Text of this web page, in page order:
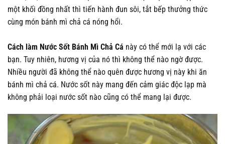
một khối đồng nhất thì tiến hành đun sôi, tắt bếp thưởng thức
cùng món bánh mì chả cá nóng hổi.
Cách làm Nước Sốt Bánh Mì Chả Cá này có thể mới lạ với các
bạn. Tuy nhiên, hương vị của nó thì không thể nào ngờ được.
Nhiều người đã không thể nào quên được hương vị này khi ăn
bánh mì chả cá. Nước sốt này mang đến cảm giác độc lạp mà
không phải loại nước sốt nào cũng có thể mang lại được.